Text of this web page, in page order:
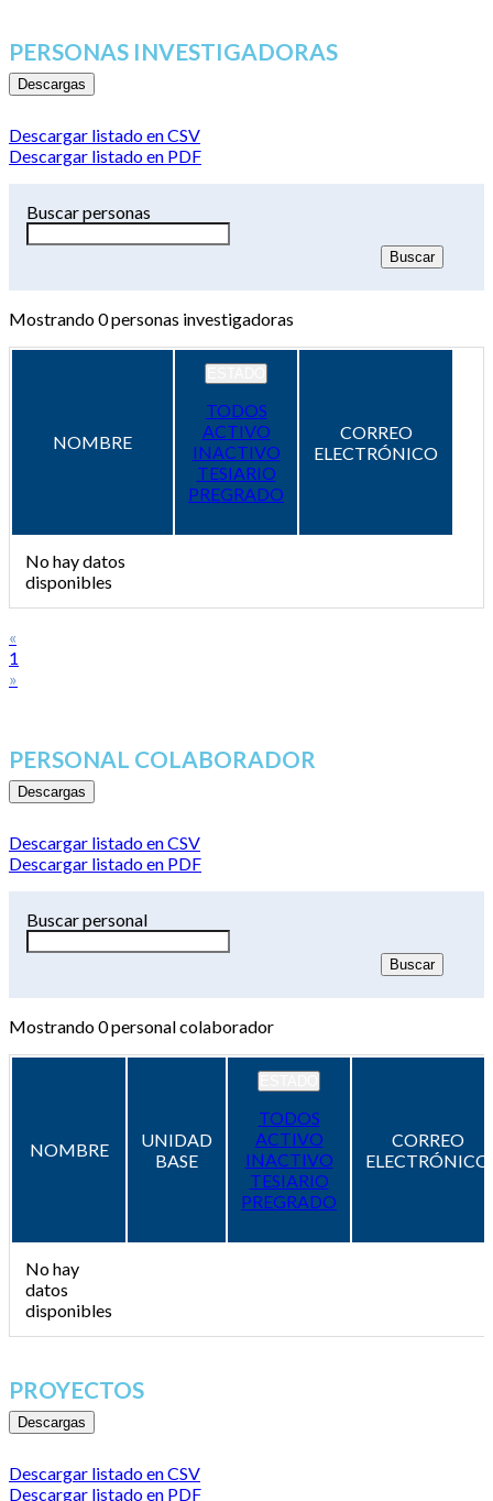
PERSONAS INVESTIGADORAS
Descargas
Descargar listado en CSV
Descargar listado en PDF
Buscar personas
Mostrando0personas investigadoras
NOMBRE
TODOS
ACTIVO
INACTIVO
TESIARIO
PREGRADO
CORREO
ELECTRÓNICO
No hay datos
disponibles
«
1
»
PERSONAL COLABORADOR
Descargas
Descargar listado en CSV
Descargar listado en PDF
Buscar personal
Mostrando0personal colaborador
NOMBRE
UNIDAD
BASE
TODOS
ACTIVO
INACTIVO
TESIARIO
PREGRADO
CORREO
ELECTRÓNICO
No hay
datos
disponibles
PROYECTOS
Descargas
Descargar listado en CSV
Descargar listado en PDF